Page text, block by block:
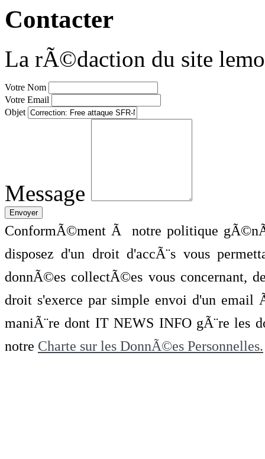
Contacter
La rÃ©daction du site
Votre Nom
Votre Email
Objet
Message
ConformÃ©ment Ã notre politique
disposez d'un droit d'accÃ¨s vous
donnÃ©es collectÃ©es vous concernant,
droit s'exerce par simple envoi d'un
maniÃ¨re dont IT NEWS INFO gÃ¨re les
notre Charte sur les DonnÃ©es Personnelles.